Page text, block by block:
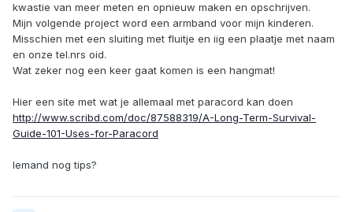
kwastie van meer meten en opnieuw maken en opschrijven.
Mijn volgende project word een armband voor mijn kinderen.
Misschien met een sluiting met fluitje en iig een plaatje met naam
en onze tel.nrs oid.
Wat zeker nog een keer gaat komen is een hangmat!
Hier een site met wat je allemaal met paracord kan doen
http://www.scribd.com/doc/87588319/A-Long-Term-Survival-
Guide-101-Uses-for-Paracord
Iemand nog tips?